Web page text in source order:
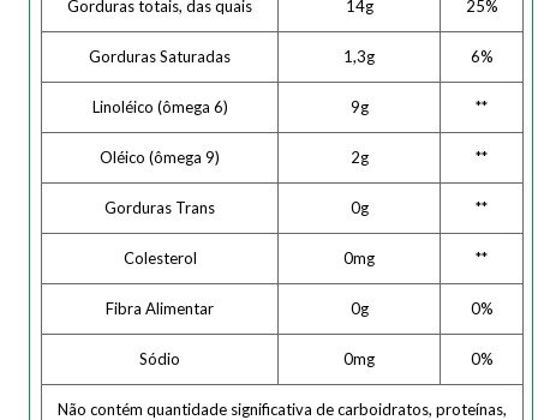
Gorduras totais, das quais 14g 25%
Gorduras Saturadas 1,3g 6%
Linoléico (ômega 6) 9g **
Oléico (ômega 9) 2g **
Gorduras Trans 0g **
Colesterol 0mg **
Fibra Alimentar 0g 0%
Sódio 0mg 0%
Não contém quantidade significativa de carboidratos, proteínas,